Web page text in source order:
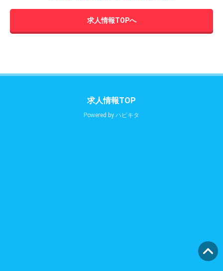
求人情報TOPへ
求人情報TOP
Powered by ハピキタ